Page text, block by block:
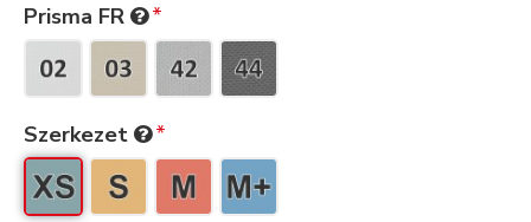
Prisma FR
Szerkezet